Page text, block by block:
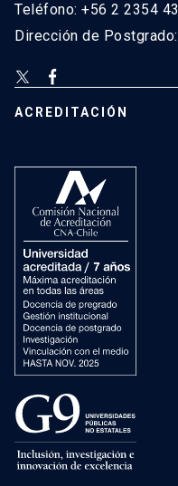
Teléfono: +56 2 2354
Dirección de
ACREDITACIÓN